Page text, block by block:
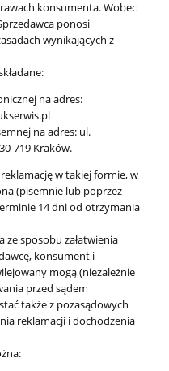
konsumenta. Wobec
ponosi
wynikających z
na adres:
na adres: ul.
719 Kraków.
w takiej formie, w
(pisemnie lub poprzez
14 dni od otrzymania
ze sposobu załatwienia
konsument i
mogą (niezależnie
przed sądem
także z pozasądowych
reklamacji i dochodzenia